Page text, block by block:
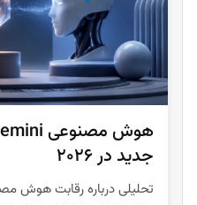
جدید در ۲۰۲۶